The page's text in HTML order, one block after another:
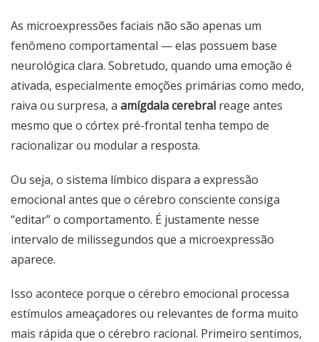
As microexpressões faciais não são apenas um
fenômeno comportamental — elas possuem base
neurológica clara. Sobretudo, quando uma emoção é
ativada, especialmente emoções primárias como medo,
raiva ou surpresa, a amígdala cerebral reage antes
mesmo que o córtex pré-frontal tenha tempo de
racionalizar ou modular a resposta.
Ou seja, o sistema límbico dispara a expressão
emocional antes que o cérebro consciente consiga
“editar” o comportamento. É justamente nesse
intervalo de milissegundos que a microexpressão
aparece.
Isso acontece porque o cérebro emocional processa
estímulos ameaçadores ou relevantes de forma muito
mais rápida que o cérebro racional. Primeiro sentimos,